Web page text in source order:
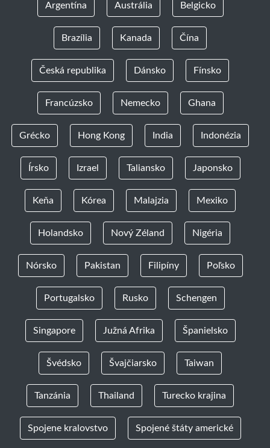
Argentína Austrália Belgicko
Brazília Kanada Čína
Česká republika Dánsko Fínsko
Francúzsko Nemecko Ghana
Grécko Hong Kong India Indonézia
Írsko Izrael Taliansko Japonsko
Keňa Kórea Malajzia Mexiko
Holandsko Nový Zéland Nigéria
Nórsko Pakistan Filipíny Poľsko
Portugalsko Rusko Schengen
Singapore Južná Afrika Španielsko
Švédsko Švajčiarsko Taiwan
Tanzánia Thailand Turecko krajina
Spojene kralovstvo Spojené štáty americké